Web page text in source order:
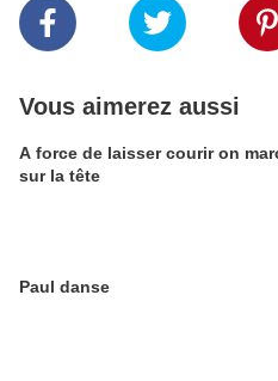
Vous aimerez aussi
A force de laisser courir on
sur la tête
Paul danse